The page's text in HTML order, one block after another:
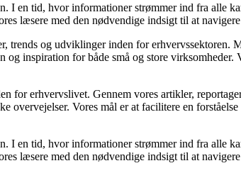
I en tid, hvor informationer strømmer ind fra alle
læsere med den nødvendige indsigt til at
trends og udviklinger inden for erhvervssektoren.
inspiration for både små og store virksomheder.
for erhvervslivet. Gennem vores artikler,
Vores mål er at facilitere en
I en tid, hvor informationer strømmer ind fra alle
læsere med den nødvendige indsigt til at